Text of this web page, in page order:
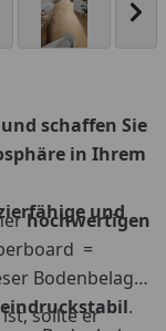
schaffen Sie
in Ihrem
und
hochwertigen
=
Bodenbelag
.
sollte er